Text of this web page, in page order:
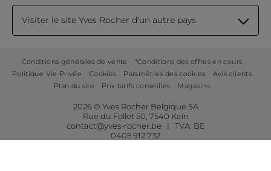
Visiter le site Yves Rocher d'un autre pays
Conditions générales de vente
*Conditions des offres en cours
Politique Vie Privée
Cookies Paramètres des cookies
Avis clients
Plan du site
Prix tarifs conseillés Magasins
2026 © Yves Rocher Belgique SA
Rue du Follet 50, 7540 Kain
contact@yves-rocher.be | TVA: BE
0405 912 732